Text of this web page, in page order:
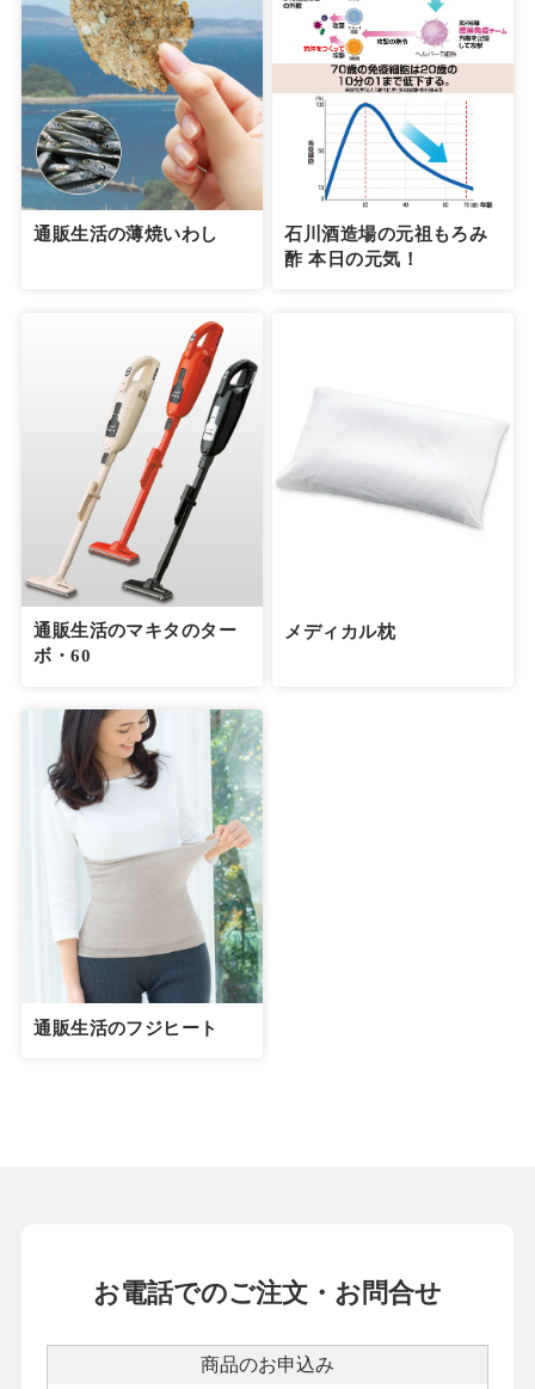
通販生活の薄焼いわし
石川酒造場の元祖もろみ
酢 本日の元気！
通販生活のマキタのター
ボ・60
メディカル枕
通販生活のフジヒート
お電話でのご注文・お問合せ
商品のお申込み